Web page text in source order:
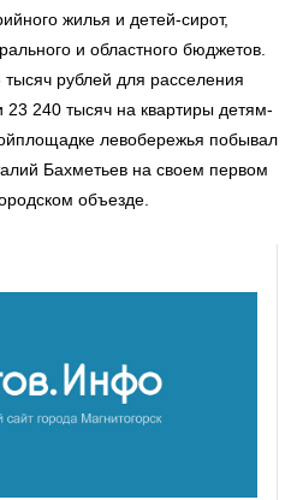
жилья и детей-сирот,
и областного бюджетов.
тысяч рублей для расселения
240 тысяч на квартиры детям-
левобережья побывал
Бахметьев на своем первом
объезде.